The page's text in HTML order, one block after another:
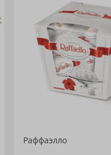
Раффаэлло